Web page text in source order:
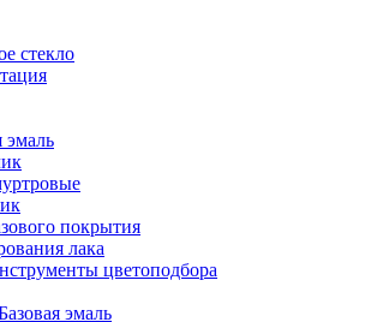
стекло
эмаль
покрытия
лака
цветоподбора
эмаль